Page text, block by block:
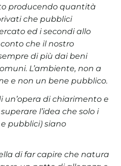
producendo quantità
che pubblici
ed i secondi allo
che il nostro
di più dai beni
L’ambiente, non a
e non un bene pubblico.
un’opera di chiarimento e
l’idea che solo i
pubblici) siano
di far capire che natura